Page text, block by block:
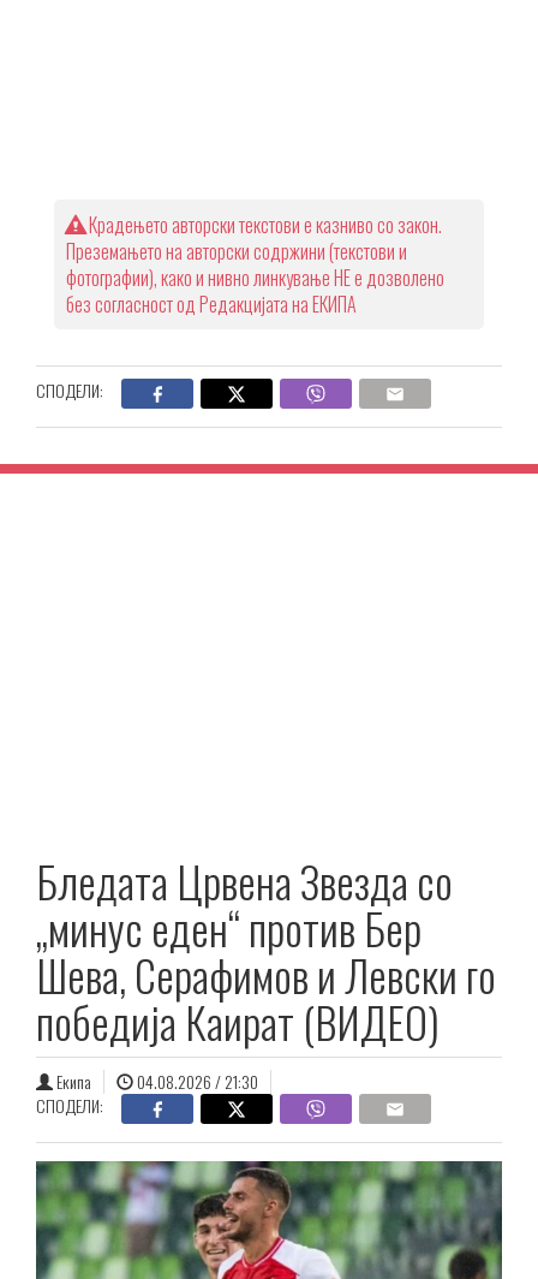
Крадењето авторски текстови е казниво со закон.
Преземањето на авторски содржини (текстови и
фотографии), како и нивно линкување НЕ е дозволено
без согласност од Редакцијата на ЕКИПА
СПОДЕЛИ:
Бледата Црвена Звезда со
„минус еден“ против Бер
Шева, Серафимов и Левски го
победија Каират (ВИДЕО)
Екипа
04.08.2026 / 21:30
СПОДЕЛИ: